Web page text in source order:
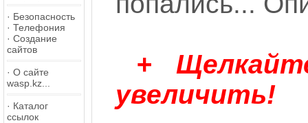
· Безопасность
· Телефония
· Создание
сайтов
· О сайте
wasp.kz...
· Каталог
ссылок
+
увеличить!